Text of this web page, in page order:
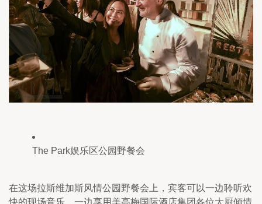
The Park娱乐区公园野餐会
在这场拉斯维加斯风情公园野餐会上，宾客可以一边聆听欢
快的现场音乐，一边享用美高梅国际酒店集团各位大厨倾情